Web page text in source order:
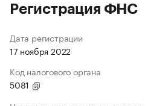
Регистрация ФНС
Дата регистрации
17 ноября 2022
Код налогового органа
5081